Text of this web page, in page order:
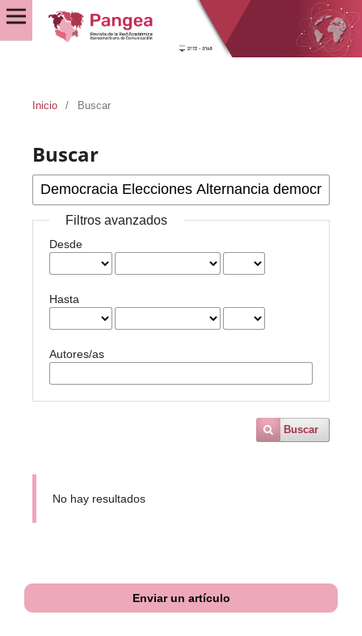
Inicio / Buscar
Buscar
Filtros avanzados
Desde
Hasta
Autores/as
Buscar
No hay resultados
Enviar un artículo